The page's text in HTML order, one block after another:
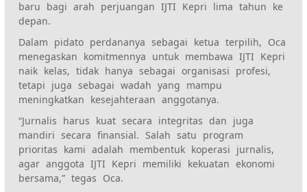
baru bagi arah perjuangan IJTI Kepri lima tahun ke
depan.
Dalam pidato perdananya sebagai ketua terpilih, Oca
menegaskan komitmennya untuk membawa IJTI Kepri
naik kelas, tidak hanya sebagai organisasi profesi,
tetapi juga sebagai wadah yang mampu
meningkatkan kesejahteraan anggotanya.
“Jurnalis harus kuat secara integritas dan juga
mandiri secara finansial. Salah satu program
prioritas kami adalah membentuk koperasi jurnalis,
agar anggota IJTI Kepri memiliki kekuatan ekonomi
bersama,” tegas Oca.